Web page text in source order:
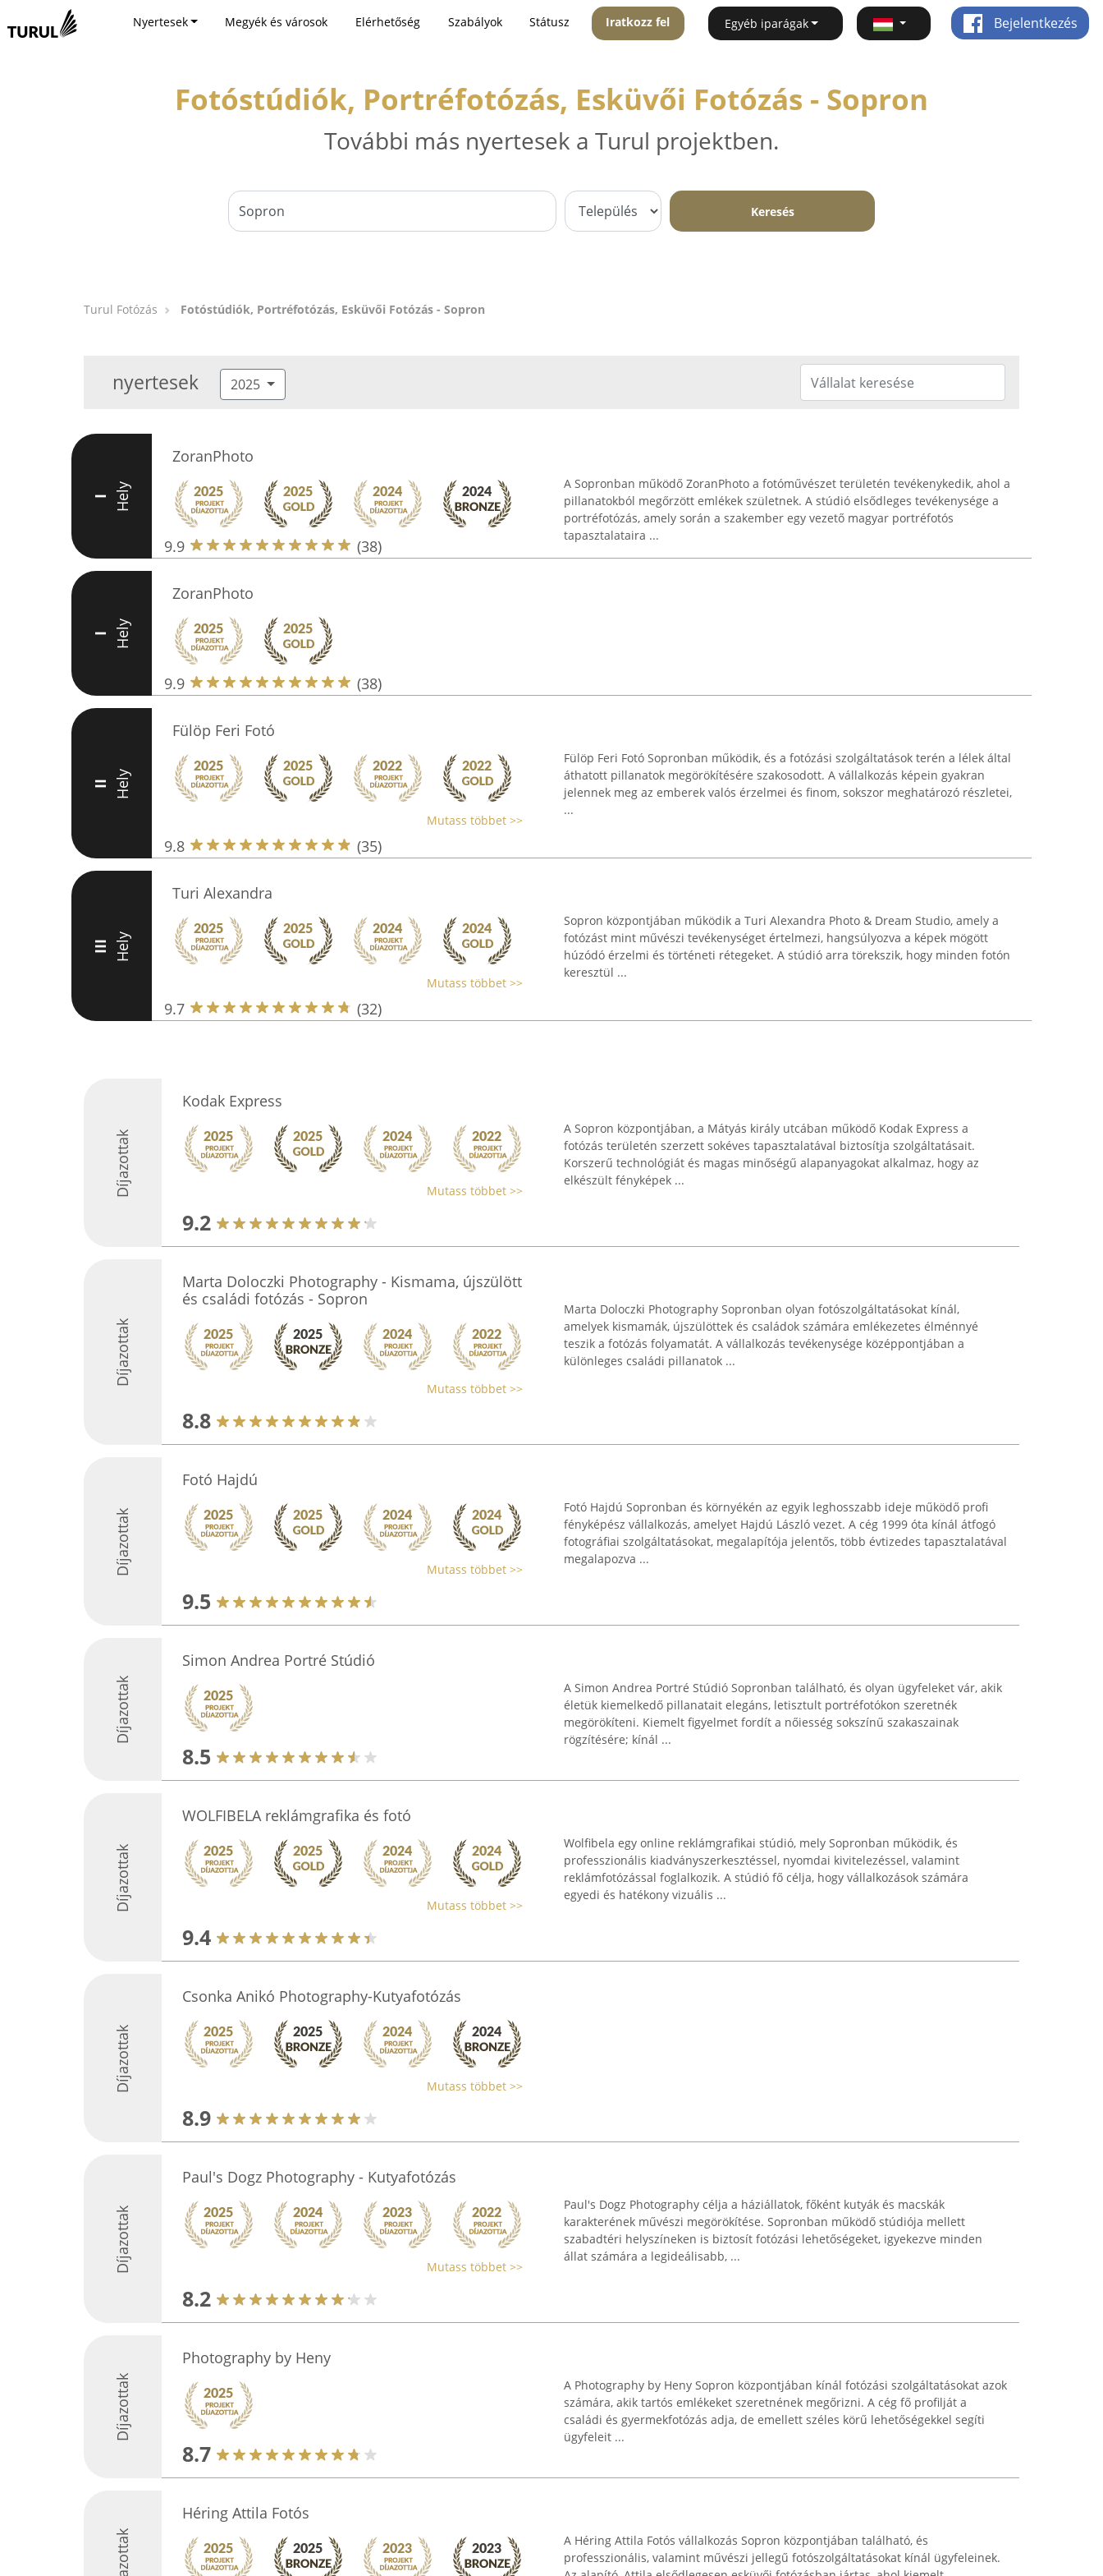
Nyertesek Megyék és városok Elérhetőség Szabályok Státusz Iratkozz fel Egyéb iparágak Bejelentkezés
Fotóstúdiók, Portréfotózás, Esküvői Fotózás - Sopron
További más nyertesek a Turul projektben.
Keresés
Turul Fotózás Fotóstúdiók, Portréfotózás, Esküvői Fotózás - Sopron
nyertesek 2025
I Hely
ZoranPhoto
9.9 (38)
A Sopronban működő ZoranPhoto a fotóművészet területén tevékenykedik, ahol a
pillanatokból megőrzött emlékek születnek. A stúdió elsődleges tevékenysége a
portréfotózás, amely során a szakember egy vezető magyar portréfotós
tapasztalataira ...
I Hely
ZoranPhoto
9.9 (38)
II Hely
Fülöp Feri Fotó
Mutass többet >>
9.8 (35)
Fülöp Feri Fotó Sopronban működik, és a fotózási szolgáltatások terén a lélek által
áthatott pillanatok megörökítésére szakosodott. A vállalkozás képein gyakran
jelennek meg az emberek valós érzelmei és finom, sokszor meghatározó részletei,
...
III Hely
Turi Alexandra
Mutass többet >>
9.7 (32)
Sopron központjában működik a Turi Alexandra Photo & Dream Studio, amely a
fotózást mint művészi tevékenységet értelmezi, hangsúlyozva a képek mögött
húzódó érzelmi és történeti rétegeket. A stúdió arra törekszik, hogy minden fotón
keresztül ...
Díjazottak
Kodak Express
Mutass többet >>
9.2
A Sopron központjában, a Mátyás király utcában működő Kodak Express a
fotózás területén szerzett sokéves tapasztalatával biztosítja szolgáltatásait.
Korszerű technológiát és magas minőségű alapanyagokat alkalmaz, hogy az
elkészült fényképek ...
Díjazottak
Marta Doloczki Photography - Kismama, újszülött
és családi fotózás - Sopron
Mutass többet >>
8.8
Marta Doloczki Photography Sopronban olyan fotószolgáltatásokat kínál,
amelyek kismamák, újszülöttek és családok számára emlékezetes élménnyé
teszik a fotózás folyamatát. A vállalkozás tevékenysége középpontjában a
különleges családi pillanatok ...
Díjazottak
Fotó Hajdú
Mutass többet >>
9.5
Fotó Hajdú Sopronban és környékén az egyik leghosszabb ideje működő profi
fényképész vállalkozás, amelyet Hajdú László vezet. A cég 1999 óta kínál átfogó
fotográfiai szolgáltatásokat, megalapítója jelentős, több évtizedes tapasztalatával
megalapozva ...
Díjazottak
Simon Andrea Portré Stúdió
8.5
A Simon Andrea Portré Stúdió Sopronban található, és olyan ügyfeleket vár, akik
életük kiemelkedő pillanatait elegáns, letisztult portréfotókon szeretnék
megörökíteni. Kiemelt figyelmet fordít a nőiesség sokszínű szakaszainak
rögzítésére; kínál ...
Díjazottak
WOLFIBELA reklámgrafika és fotó
Mutass többet >>
9.4
Wolfibela egy online reklámgrafikai stúdió, mely Sopronban működik, és
professzionális kiadványszerkesztéssel, nyomdai kivitelezéssel, valamint
reklámfotózással foglalkozik. A stúdió fő célja, hogy vállalkozások számára
egyedi és hatékony vizuális ...
Díjazottak
Csonka Anikó Photography-Kutyafotózás
Mutass többet >>
8.9
Díjazottak
Paul's Dogz Photography - Kutyafotózás
Mutass többet >>
8.2
Paul's Dogz Photography célja a háziállatok, főként kutyák és macskák
karakterének művészi megörökítése. Sopronban működő stúdiója mellett
szabadtéri helyszíneken is biztosít fotózási lehetőségeket, igyekezve minden
állat számára a legideálisabb, ...
Díjazottak
Photography by Heny
8.7
A Photography by Heny Sopron központjában kínál fotózási szolgáltatásokat azok
számára, akik tartós emlékeket szeretnének megőrizni. A cég fő profilját a
családi és gyermekfotózás adja, de emellett széles körű lehetőségekkel segíti
ügyfeleit ...
Díjazottak
Héring Attila Fotós
A Héring Attila Fotós vállalkozás Sopron központjában található, és
professzionális, valamint művészi jellegű fotószolgáltatásokat kínál ügyfeleinek.